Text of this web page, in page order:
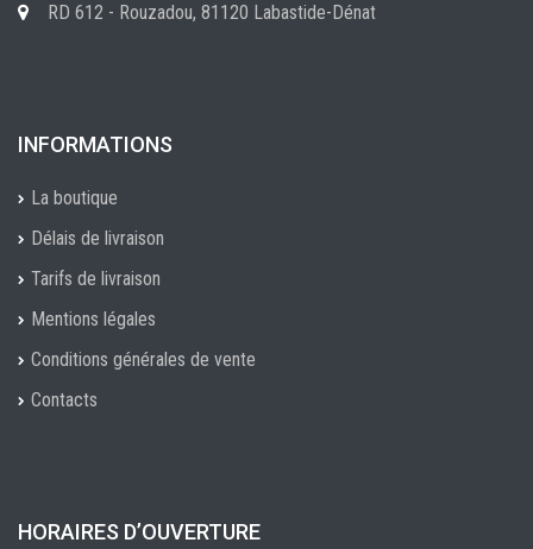
RD 612 - Rouzadou, 81120 Labastide-Dénat
INFORMATIONS
La boutique
Délais de livraison
Tarifs de livraison
Mentions légales
Conditions générales de vente
Contacts
HORAIRES D’OUVERTURE